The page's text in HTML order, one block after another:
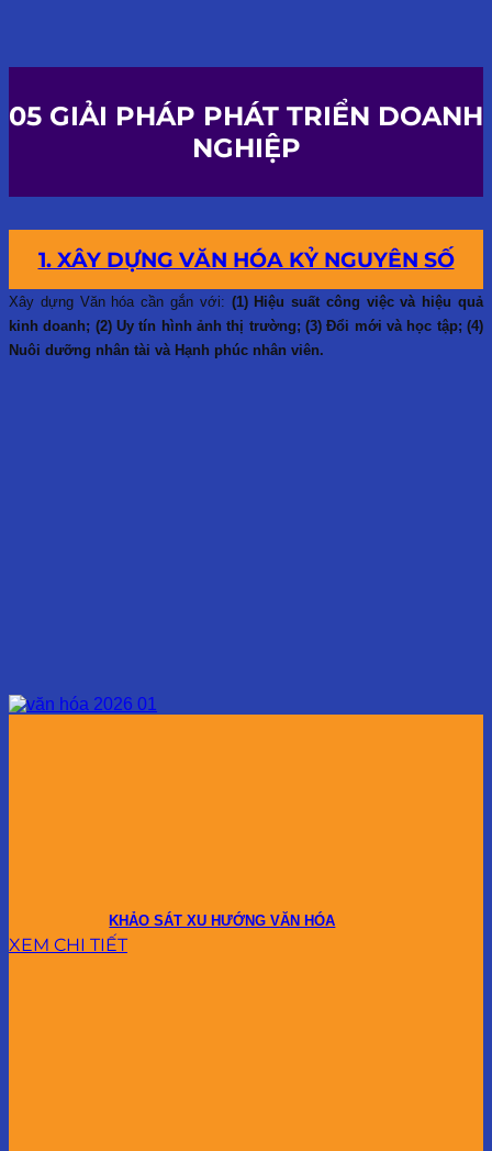
05 GIẢI PHÁP PHÁT TRIỂN DOANH
NGHIỆP
1. XÂY DỰNG VĂN HÓA KỶ NGUYÊN SỐ
Xây dựng Văn hóa cần gắn với: (1) Hiệu suất công việc và hiệu quả
kinh doanh; (2) Uy tín hình ảnh thị trường; (3) Đổi mới và học tập; (4)
Nuôi dưỡng nhân tài và Hạnh phúc nhân viên.
KHẢO SÁT XU HƯỚNG VĂN HÓA
XEM CHI TIẾT